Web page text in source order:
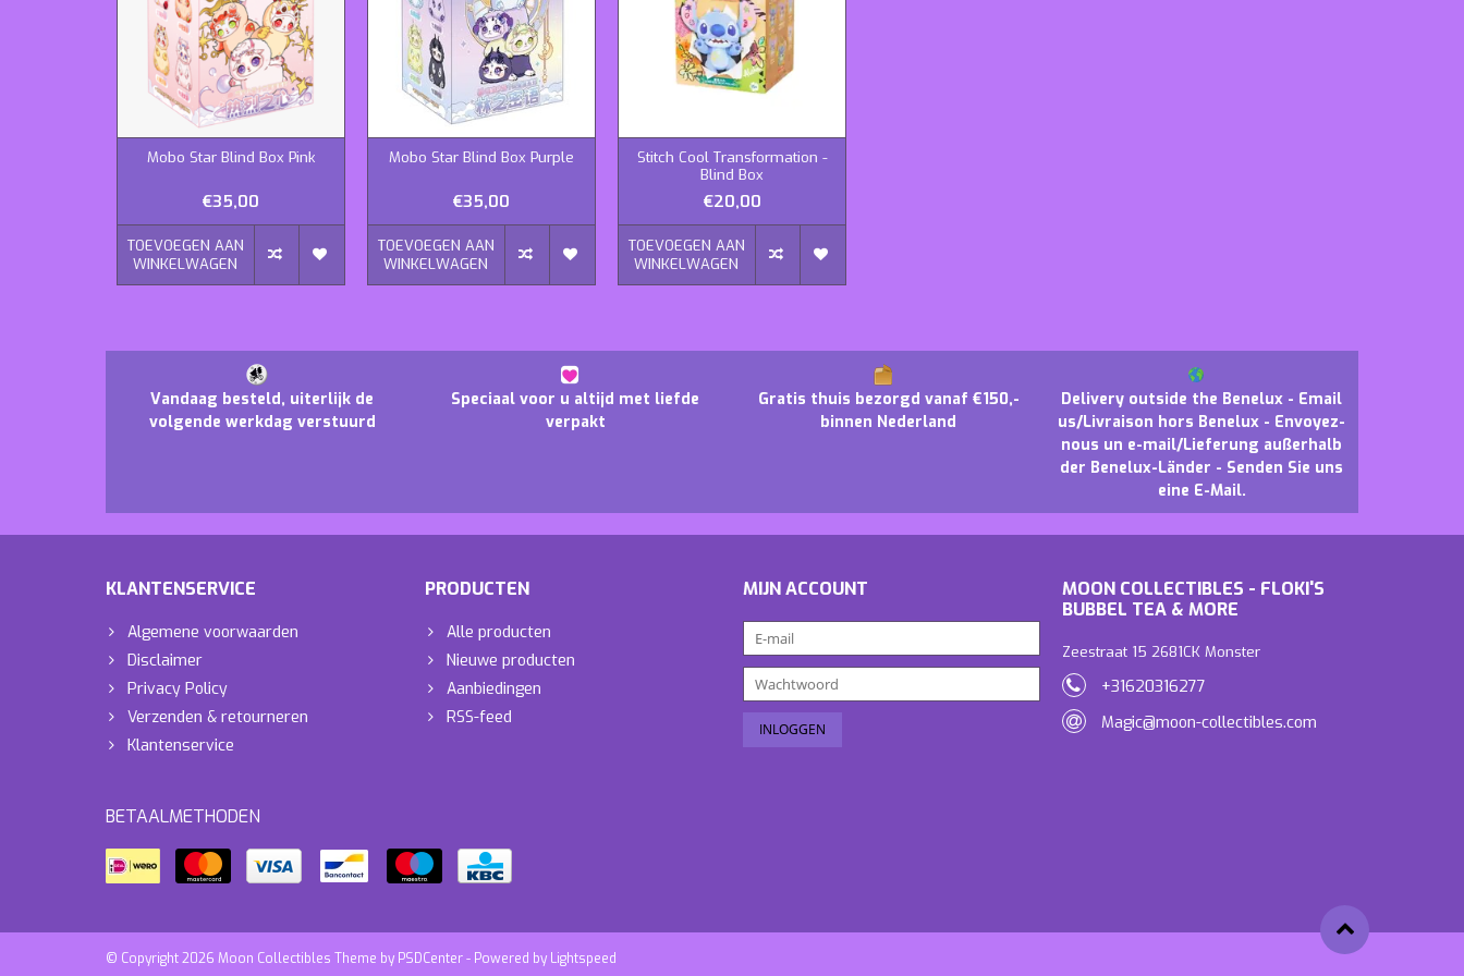
Mobo Star Blind Box Pink
€35,00
TOEVOEGEN AAN
WINKELWAGEN
Mobo Star Blind Box Purple
€35,00
TOEVOEGEN AAN
WINKELWAGEN
Stitch Cool Transformation -
Blind Box
€20,00
TOEVOEGEN AAN
WINKELWAGEN
Vandaag besteld, uiterlijk de
volgende werkdag verstuurd
Speciaal voor u altijd met liefde
verpakt
Gratis thuis bezorgd vanaf €150,-
binnen Nederland
Delivery outside the Benelux - Email
us/Livraison hors Benelux - Envoyez-
nous un e-mail/Lieferung außerhalb
der Benelux-Länder - Senden Sie uns
eine E-Mail.
KLANTENSERVICE
Algemene voorwaarden
Disclaimer
Privacy Policy
Verzenden & retourneren
Klantenservice
PRODUCTEN
Alle producten
Nieuwe producten
Aanbiedingen
RSS-feed
MIJN ACCOUNT
MOON COLLECTIBLES - FLOKI'S
BUBBEL TEA & MORE
Zeestraat 15 2681CK Monster
+31620316277
Magic@moon-collectibles.com
BETAALMETHODEN
© Copyright 2026 Moon Collectibles Theme by PSDCenter- Powered by Lightspeed